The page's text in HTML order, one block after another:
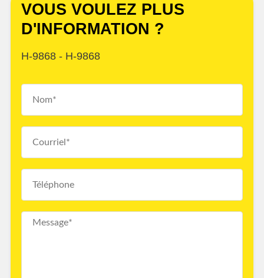
VOUS VOULEZ PLUS
D'INFORMATION ?
H-9868 - H-9868